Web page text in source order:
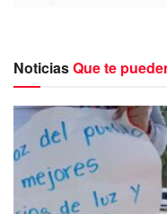
Pública”,
El proyectofue
contra tres;éstos
Esquivel Mossa,
NoticiasQue te